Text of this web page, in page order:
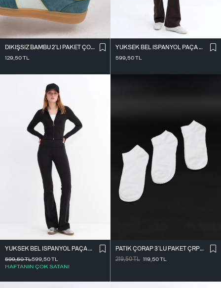
DIKIŞSIZ BAMBU 2`LI PAKET ÇORAP ÇRP3013
129,50TL
YÜKSEK BEL İ̇SPANYOL PAÇA TAYT TYT0048-E10
599,50TL
YÜKSEK BEL İ̇SPANYOL PAÇA TAYT TYT0048-E10
599,50TL
HAFTANIN ÇOK SATANI
599,50TL
PATIK ÇORAP 3`LÜ PAKET ÇRP04-F13
219,50TL 119,50TL